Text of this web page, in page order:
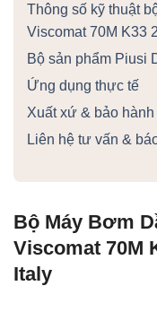
Thông số kỹ thuật
Viscomat 70M K33
Bộ sản phẩm Piusi
Ứng dụng thực tế
Xuất xứ & bảo hành
Liên hệ tư vấn &
Bộ Máy Bơm
Viscomat 70M
Italy